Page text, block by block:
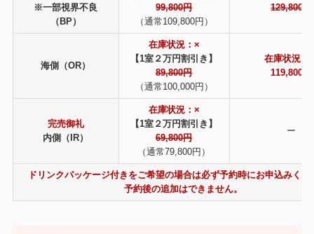
※一部視界不良
（BP）
99,800円
（通常109,800円）
129,800円
海側（OR）
在庫状況：×
【1室２万円割引き】
89,800円
（通常100,000円）
在庫状況
119,800円
完売御礼
内側（IR）
在庫状況：×
【1室２万円割引き】
69,800円
（通常79,800円）
ー
ドリンクパッケージ付きをご希望の場合は必ず予約時にお申込みくだ
予約後の追加はできません。